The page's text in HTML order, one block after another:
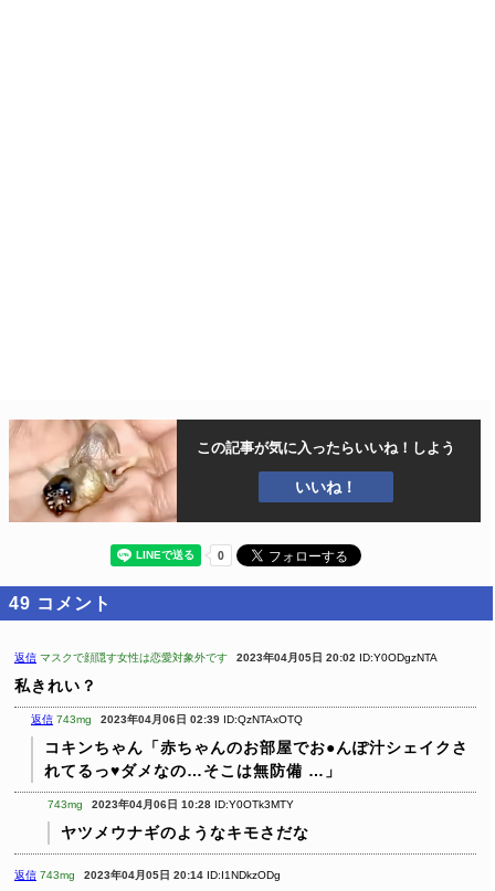
この記事が気に入ったらいいね！しよう
いいね！
49 コメント
返信 マスクで顔隠す女性は恋愛対象外です 2023年04月05日 20:02 ID:Y0ODgzNTA
私きれい？
返信 743mg 2023年04月06日 02:39 ID:QzNTAxOTQ
コキンちゃん「赤ちゃんのお部屋でお●んぽ汁シェイクさ
れてるっ♥ダメなの…そこは無防備 …」
743mg 2023年04月06日 10:28 ID:Y0OTk3MTY
ヤツメウナギのようなキモさだな
返信 743mg 2023年04月05日 20:14 ID:I1NDkzODg